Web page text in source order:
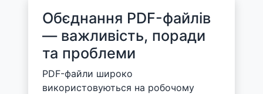
Обєднання PDF-файлів
— важливість, поради
та проблеми
PDF-файли широко
використовуються на робочому